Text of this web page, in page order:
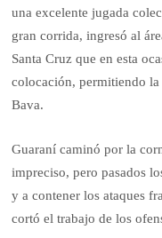
una excelente jugada
gran corrida, ingresó al
Santa Cruz que en esta
colocación, permitiendo
Bava.
Guaraní caminó por la
impreciso, pero pasados
y a contener los ataques
cortó el trabajo de los